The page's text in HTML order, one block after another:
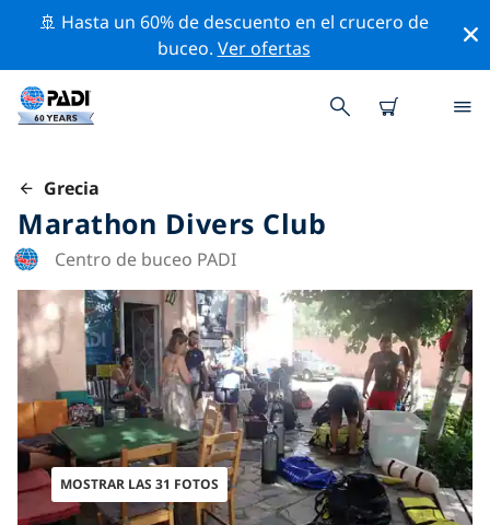
🚢 Hasta un 60% de descuento en el crucero de
buceo. Ver ofertas
Grecia
Marathon Divers Club
Centro de buceo PADI
MOSTRAR LAS 31 FOTOS